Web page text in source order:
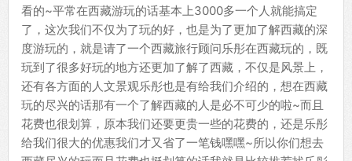
看的~平常在西藏游玩的话基本上3000多一个人就能搞定
了，这次我们不仅为了玩的好，也是为了更加了解西藏的深
度游玩的，就是请了一个西藏旅行顾问乐彤在西藏玩的，既
玩到了很多好玩的地方还更加了解了西藏，不仅是风景上，
还有各方面的人文景观乐彤也是有给我们介绍的，想在西藏
玩的尽兴的话那有一个了解西藏的人是必不可少的啦~而且
花费也很划算，原本我们还要更贵一些的花费的，还是乐彤
给我们很大的优惠我们才又省了一笔钱嘿嘿~所以你们想去